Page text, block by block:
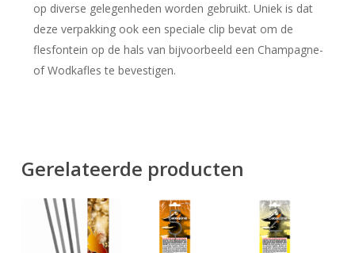
op diverse gelegenheden worden gebruikt. Uniek is dat
deze verpakking ook een speciale clip bevat om de
flesfontein op de hals van bijvoorbeeld een Champagne-
of Wodkafles te bevestigen.
Gerelateerde producten